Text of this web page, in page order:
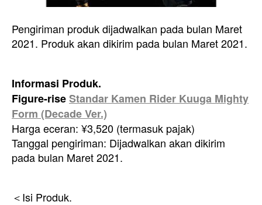
Pengiriman produk dijadwalkan pada bulan Maret
2021. Produk akan dikirim pada bulan Maret 2021.
Informasi Produk.
Figure-riseStandar Kamen Rider Kuuga Mighty
Form (Decade Ver.)
Harga eceran: ¥3,520 (termasuk pajak)
Tanggal pengiriman: Dijadwalkan akan dikirim
pada bulan Maret 2021.
＜Isi Produk.